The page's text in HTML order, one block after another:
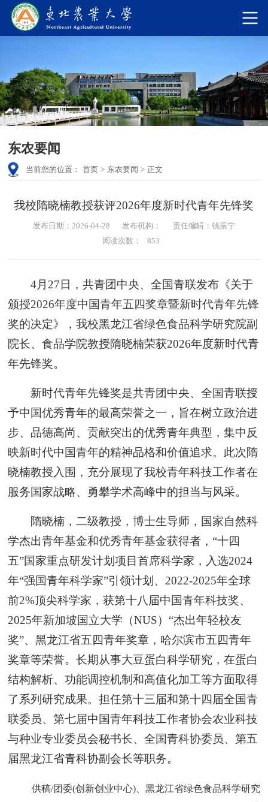
东农要闻
当前您的位置： 首页 > 东农要闻 > 正文
我校隋晓楠教授获评2026年度新时代青年先锋奖
发布日期：2026-04-28 发布机构：
责任编辑：钱振宁
阅读次数：
853
4月27日，共青团中央、全国青联发布《关于
颁授2026年度中国青年五四奖章暨新时代青年先锋
奖的决定》，我校黑龙江省绿色食品科学研究院副
院长、食品学院教授隋晓楠荣获2026年度新时代青
年先锋奖。
新时代青年先锋奖是共青团中央、全国青联授
予中国优秀青年的最高荣誉之一，旨在树立政治进
步、品德高尚、贡献突出的优秀青年典型，集中反
映新时代中国青年的精神品格和价值追求。此次隋
晓楠教授入围，充分展现了我校青年科技工作者在
服务国家战略、勇攀学术高峰中的担当与风采。
隋晓楠，二级教授，博士生导师，国家自然科
学杰出青年基金和优秀青年基金获得者，“十四
五”国家重点研发计划项目首席科学家，入选2024
年“强国青年科学家”引领计划、2022-2025年全球
前2%顶尖科学家，获第十八届中国青年科技奖、
2025年新加坡国立大学（NUS）“杰出年轻校友
奖”、黑龙江省五四青年奖章，哈尔滨市五四青年
奖章等荣誉。长期从事大豆蛋白科学研究，在蛋白
结构解析、功能调控机制和高值化加工等方面取得
了系列研究成果。担任第十三届和第十四届全国青
联委员、第七届中国青年科技工作者协会农业科技
与种业专业委员会秘书长、全国青科协委员、第五
届黑龙江省青科协副会长等职务。
供稿/团委(创新创业中心)、 黑龙江省绿色食品科学研究